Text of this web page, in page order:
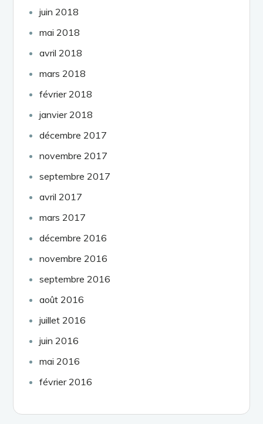
juin 2018
mai 2018
avril 2018
mars 2018
février 2018
janvier 2018
décembre 2017
novembre 2017
septembre 2017
avril 2017
mars 2017
décembre 2016
novembre 2016
septembre 2016
août 2016
juillet 2016
juin 2016
mai 2016
février 2016